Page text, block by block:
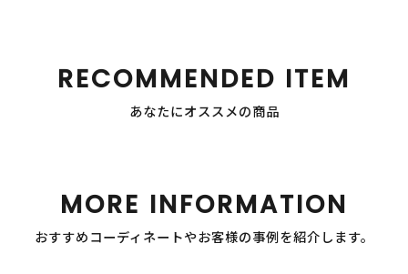
RECOMMENDED ITEM
あなたにオススメの商品
MORE INFORMATION
おすすめコーディネートやお客様の事例を紹介します。